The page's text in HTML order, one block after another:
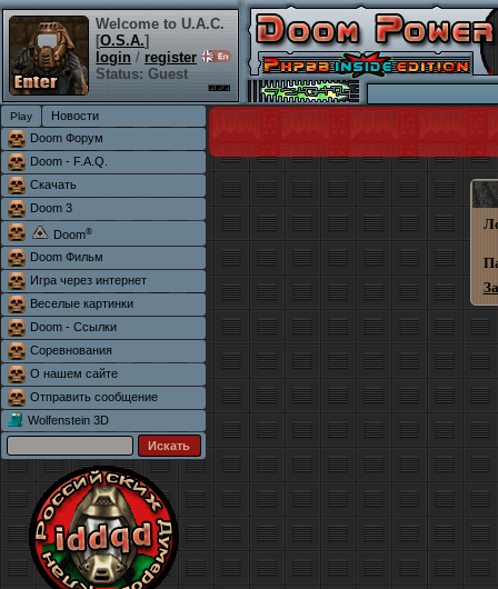
Welcome to U.A.C.
[O.S.A.]
login / register
Status: Guest
Новости
Doom Форум
Doom - F.A.Q.
Скачать
Doom 3
Doom®
Doom Фильм
Игра через интернет
Веселые картинки
Doom - Ссылки
Соревнования
О нашем сайте
Отправить сообщение
Wolfenstein 3D